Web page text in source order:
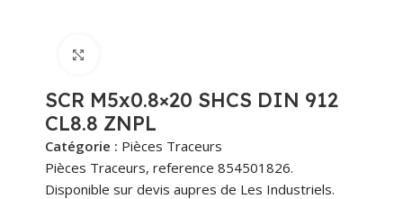
SCR M5x0.8×20 SHCS DIN 912
CL8.8 ZNPL
Catégorie : Pièces Traceurs
Pièces Traceurs, reference 854501826.
Disponible sur devis aupres de Les Industriels.